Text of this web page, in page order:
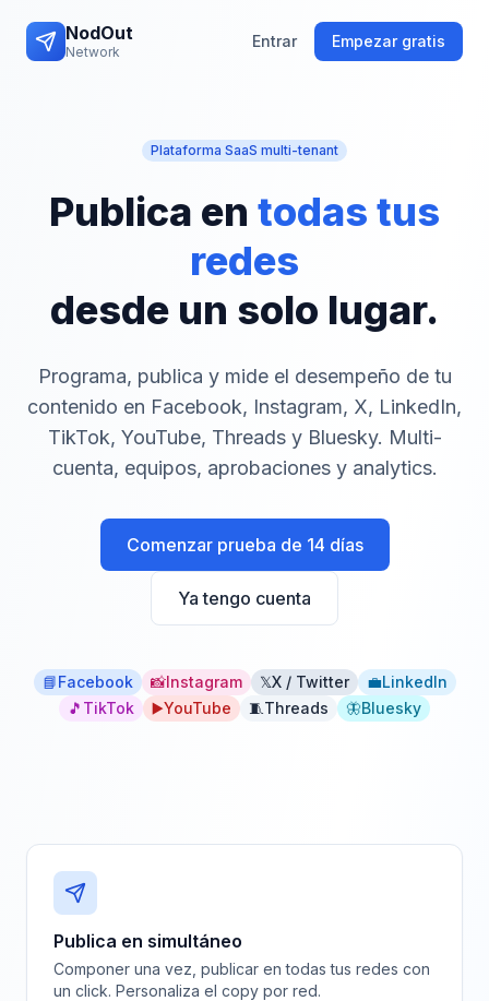
NodOut
Network
Entrar Empezar gratis
Plataforma SaaS multi-tenant
Publica en todas tus
redes
desde un solo lugar.
Programa, publica y mide el desempeño de tu
contenido en Facebook, Instagram, X, LinkedIn,
TikTok, YouTube, Threads y Bluesky. Multi-
cuenta, equipos, aprobaciones y analytics.
Comenzar prueba de 14 días
Ya tengo cuenta
📘Facebook 📸Instagram 𝕏X / Twitter 💼LinkedIn
🎵 TikTok ▶️YouTube 🧵Threads 🦋Bluesky
Publica en simultáneo
Componer una vez, publicar en todas tus redes con
un click. Personaliza el copy por red.